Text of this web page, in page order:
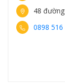
48
0898 516